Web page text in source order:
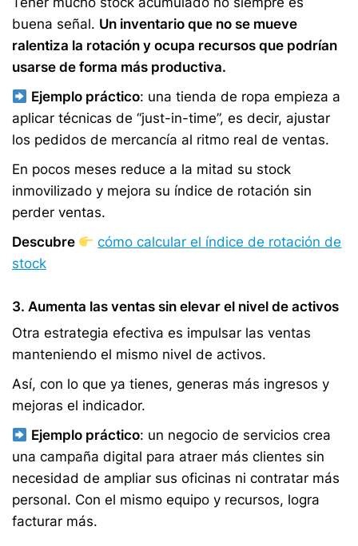
buena señal. Un inventario que no se mueve
ralentiza la rotación y ocupa recursos que podrían
usarse de forma más productiva.
Ejemplo práctico: una tienda de ropa empieza a
aplicar técnicas de “just-in-time”, es decir, ajustar
los pedidos de mercancía al ritmo real de ventas.
En pocos meses reduce a la mitad su stock
inmovilizado y mejora su índice de rotación sin
perder ventas.
Descubre
cómo calcular el índice de rotación de
stock
3. Aumenta las ventas sin elevar el nivel de activos
Otra estrategia efectiva es impulsar las ventas
manteniendo el mismo nivel de activos.
Así, con lo que ya tienes, generas más ingresos y
mejoras el indicador.
Ejemplo práctico: un negocio de servicios crea
una campaña digital para atraer más clientes sin
necesidad de ampliar sus oficinas ni contratar más
personal. Con el mismo equipo y recursos, logra
facturar más.